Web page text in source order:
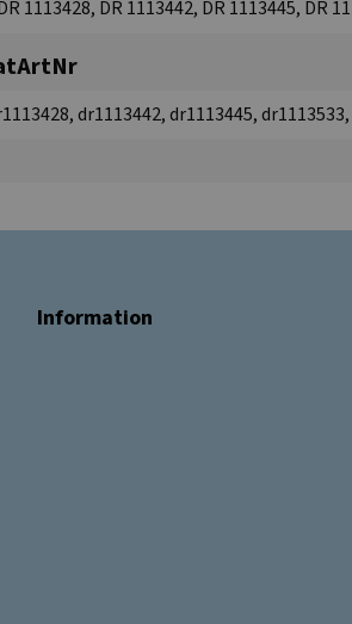
1113428, DR 1113442, DR 1113445, DR
dr1113442, dr1113445,
Information